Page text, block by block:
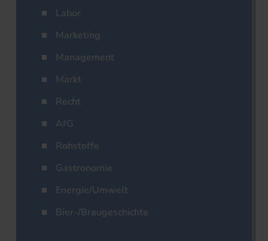
Labor
Marketing
Management
Markt
Recht
AfG
Rohstoffe
Gastronomie
Energie/Umwelt
Bier-/Braugeschichte